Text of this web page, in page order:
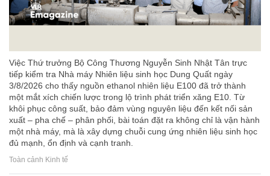
Việc Thứ trưởng Bộ Công Thương Nguyễn Sinh Nhật Tân trực
tiếp kiểm tra Nhà máy Nhiên liệu sinh học Dung Quất ngày
3/8/2026 cho thấy nguồn ethanol nhiên liệu E100 đã trở thành
một mắt xích chiến lược trong lộ trình phát triển xăng E10. Từ
khôi phục công suất, bảo đảm vùng nguyên liệu đến kết nối sản
xuất – pha chế – phân phối, bài toán đặt ra không chỉ là vận hành
một nhà máy, mà là xây dựng chuỗi cung ứng nhiên liệu sinh học
đủ mạnh, ổn định và cạnh tranh.
Toàn cảnh Kinh tế